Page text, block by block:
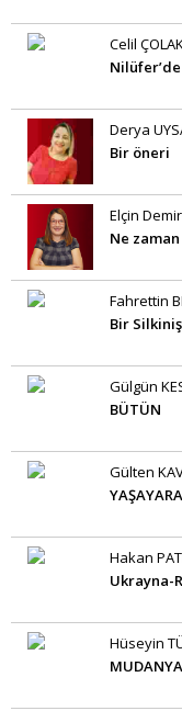
Celil
Derya
Bir öneri
Elçin
Ne
Fahrettin
Bir Silkiniş
Gülgün
BÜTÜN
Gülten
Hakan
Ukrayna-
Hüseyin
MUDANYA